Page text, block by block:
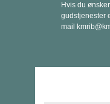
Hvis du
gudstjenester
mail